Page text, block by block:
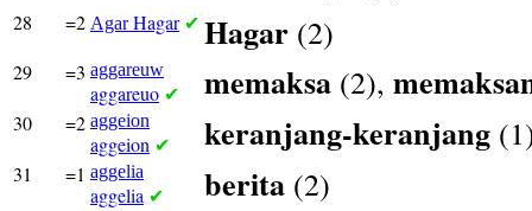
28 =2 AgarHagar ✔ Hagar (2)
29 =3 aggareuw
aggareuo ✔ memaksa (2),
30 =2 aggeion
aggeion ✔ keranjang-keranjang
31 =1 aggelia
aggelia ✔ berita (2)